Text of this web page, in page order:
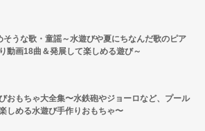
そうな歌・童謡～水遊びや夏にちなんだ歌のピア
動画18曲＆発展して楽しめる遊び～
おもちゃ大全集〜水鉄砲やジョーロなど、プール
しめる水遊び手作りおもちゃ〜